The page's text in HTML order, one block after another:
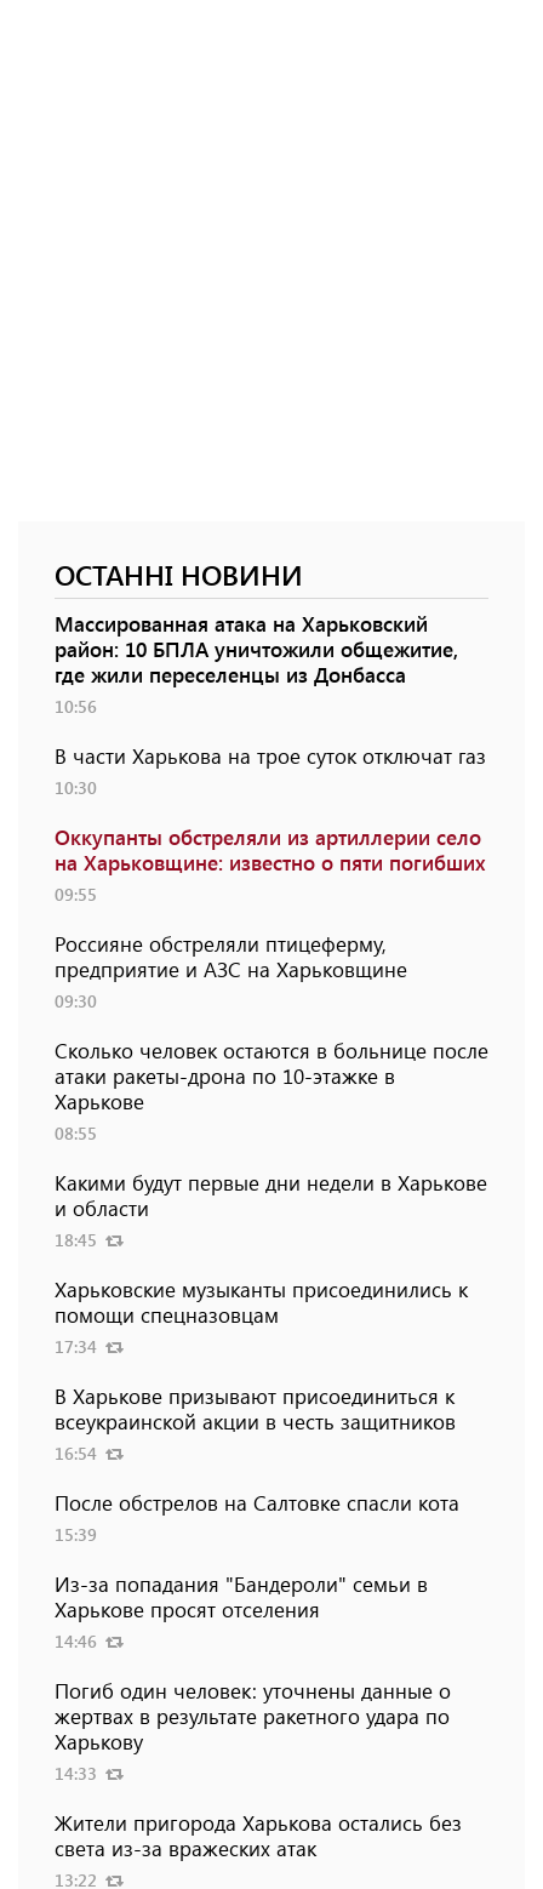
ОСТАННІ НОВИНИ
Массированная атака на Харьковский
район: 10 БПЛА уничтожили общежитие,
где жили переселенцы из Донбасса
10:56
В части Харькова на трое суток отключат газ
10:30
Оккупанты обстреляли из артиллерии село
на Харьковщине: известно о пяти погибших
09:55
Россияне обстреляли птицеферму,
предприятие и АЗС на Харьковщине
09:30
Сколько человек остаются в больнице после
атаки ракеты-дрона по 10-этажке в
Харькове
08:55
Какими будут первые дни недели в Харькове
и области
18:45
Харьковские музыканты присоединились к
помощи спецназовцам
17:34
В Харькове призывают присоединиться к
всеукраинской акции в честь защитников
16:54
После обстрелов на Салтовке спасли кота
15:39
Из-за попадания "Бандероли" семьи в
Харькове просят отселения
14:46
Погиб один человек: уточнены данные о
жертвах в результате ракетного удара по
Харькову
14:33
Жители пригорода Харькова остались без
света из-за вражеских атак
13:22